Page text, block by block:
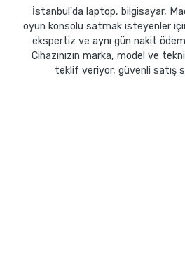
İstanbul'da laptop, bilgisayar,
oyun konsolu satmak isteyenler
ekspertiz ve aynı gün nakit
Cihazınızın marka, model ve
teklif veriyor, güvenli satış